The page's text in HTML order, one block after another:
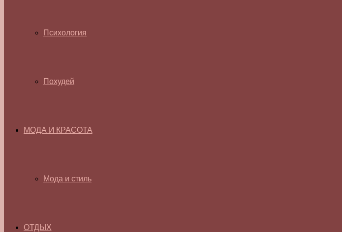
Психология
Похудей
МОДА И КРАСОТА
Мода и стиль
ОТДЫХ